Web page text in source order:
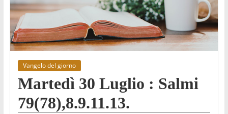
Vangelo del giorno
Martedì 30 Luglio : Salmi
79(78),8.9.11.13.